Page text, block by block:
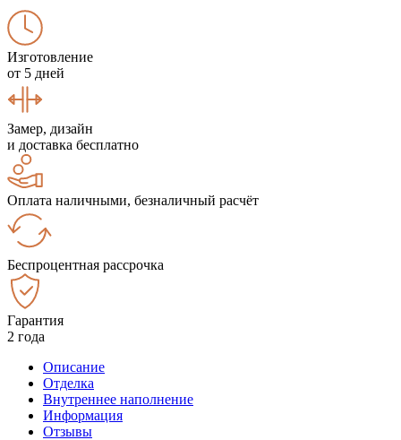
Изготовление
от 5 дней
Замер, дизайн
и доставка бесплатно
Оплата наличными, безналичный расчёт
Беспроцентная рассрочка
Гарантия
2 года
Описание
Отделка
Внутреннее наполнение
Информация
Отзывы